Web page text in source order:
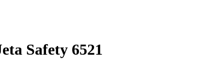
Safety 6521